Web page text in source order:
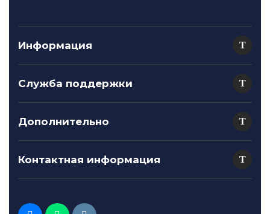
Информация
Служба поддержки
Дополнительно
Контактная информация